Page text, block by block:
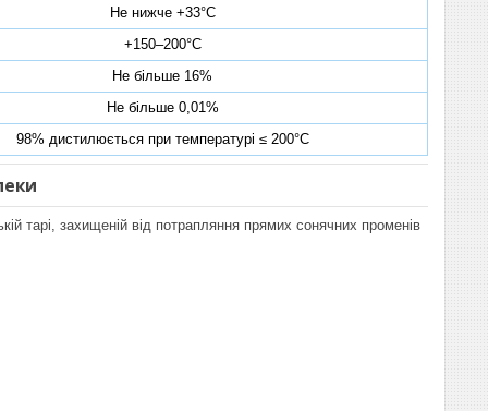
Не нижче +33°C
+150–200°C
Не більше 16%
Не більше 0,01%
98% дистилюється при температурі ≤ 200°C
тарі, захищеній від потрапляння прямих сонячних променів